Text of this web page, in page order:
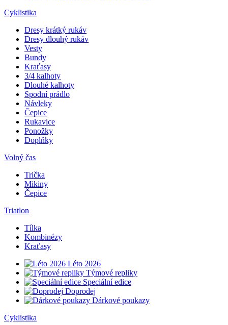
Cyklistika
Dresy krátký rukáv
Dresy dlouhý rukáv
Vesty
Bundy
Kraťasy
3/4 kalhoty
Dlouhé kalhoty
Spodní prádlo
Návleky
Čepice
Rukavice
Ponožky
Doplňky
Volný čas
Trička
Mikiny
Čepice
Triatlon
Tílka
Kombinézy
Kraťasy
Léto 2026
Týmové repliky
Speciální edice
Doprodej
Dárkové poukazy
Cyklistika